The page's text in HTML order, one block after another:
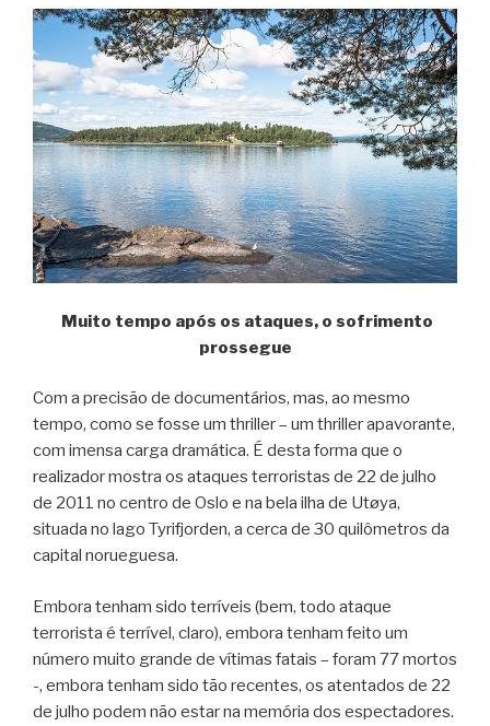
Muito tempo após os ataques, o sofrimento
prossegue
Com a precisão de documentários, mas, ao mesmo
tempo, como se fosse um thriller – um thriller apavorante,
com imensa carga dramática. É desta forma que o
realizador mostra os ataques terroristas de 22 de julho
de 2011 no centro de Oslo e na bela ilha de Utøya,
situada no lago Tyrifjorden, a cerca de 30 quilômetros da
capital norueguesa.
Embora tenham sido terríveis (bem, todo ataque
terrorista é terrível, claro), embora tenham feito um
número muito grande de vítimas fatais – foram 77 mortos
-, embora tenham sido tão recentes, os atentados de 22
de julho podem não estar na memória dos espectadores.